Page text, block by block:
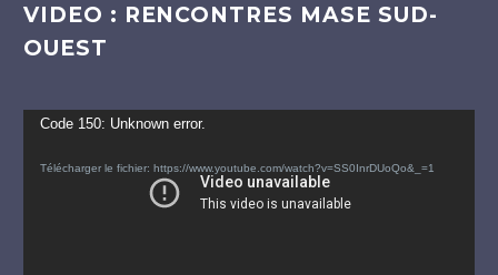
VIDEO : RENCONTRES MASE SUD-
OUEST
Lecteur
Code 150: Unknown error.
Télécharger le fichier: https://www.youtube.com/watch?v=SS0InrDUoQo&_=1